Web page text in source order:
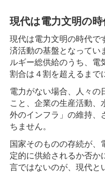
現代は電力文明の
現代は電力文明の時代で
済活動の基盤となってい
ルギー総供給のうち、電
割合は４割を超えるまで
電力がない場合、人々
こと、企業の生産活動
外のインフラ」の維持、
ちません。
国家そのものの存続が、
定的に供給されるか否か
言ではないのが、現代と